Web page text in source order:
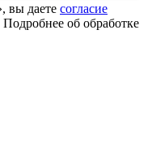
вы даете согласие
об обработке